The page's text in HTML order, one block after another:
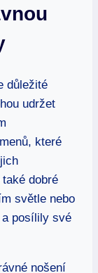
důležité
udržet
které
dobré
světle nebo
posílily své
nošení